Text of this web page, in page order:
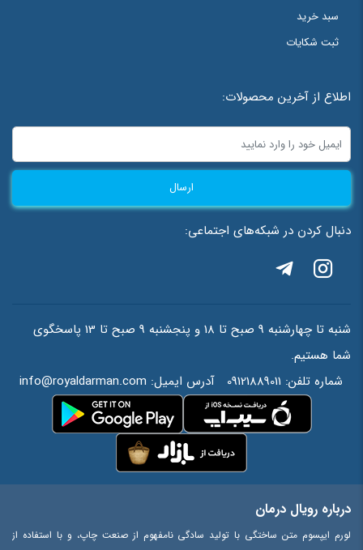
سبد خرید
ثبت شکایات
اطلاع از آخرین محصولات:
ارسال
دنبال کردن در شبکه‌های اجتماعی:
شنبه تا چهارشنبه 9 صبح تا 18 و پنجشنبه 9 صبح تا 13 پاسخگوی
شما هستیم.
شماره تلفن: 09121889011 آدرس ایمیل: info@royaldarman.com
درباره رویال درمان
لورم ایپسوم متن ساختگی با تولید سادگی نامفهوم از صنعت چاپ، و با استفاده از